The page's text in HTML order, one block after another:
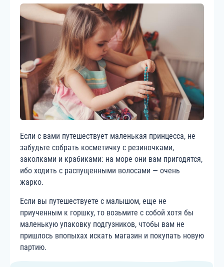
Если с вами путешествует маленькая принцесса, не
забудьте собрать косметичку с резиночками,
заколками и крабиками: на море они вам пригодятся,
ибо ходить с распущенными волосами — очень
жарко.
Если вы путешествуете с малышом, еще не
приученным к горшку, то возьмите с собой хотя бы
маленькую упаковку подгузников, чтобы вам не
пришлось впопыхах искать магазин и покупать новую
партию.